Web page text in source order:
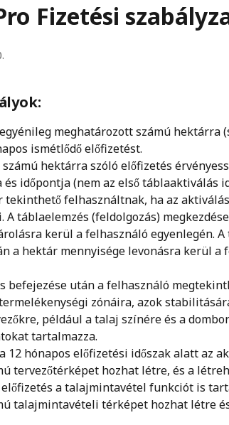
Fizetési
meghatározott számú hektárra
ismétlődő előfizetést.
hektárra szóló előfizetés
és időpontja (nem az első táblaaktiválás
tekinthető felhasználtnak, ha az
A táblaelemzés (feldolgozás)
kerül a felhasználó egyenlegén.
a hektár mennyisége levonásra kerül a
befejezése után a felhasználó
zónáira, azok
például a talaj színére és a
tartalmazza.
12 hónapos előfizetési időszak alatt az
tervezőtérképet hozhat létre, és a
a talajmintavétel funkciót is
talajmintavételi térképet hozhat létre